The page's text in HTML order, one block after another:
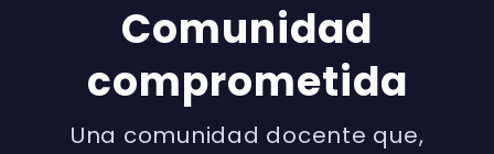
Comunidad
comprometida
Una comunidad docente que,